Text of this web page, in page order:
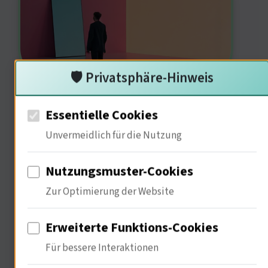
Ja, definitiv! Serien wie "In aller
Freundschaft" haben einen tiefen
psychologischen Einfluss. 82% der
Zuschauer geben an, dass sie durch
die Geschichten emotional berührt
Freundschaft und Unterstützung ist
nicht nur unterhaltsam, sondern auch
🛡️ Privatsphäre-Hinweis
Essentielle Cookies
Unvermeidlich für die Nutzung
Nutzungsmuster-Cookies
Zur Optimierung der Website
Erweiterte Funktions-Cookies
Für bessere Interaktionen